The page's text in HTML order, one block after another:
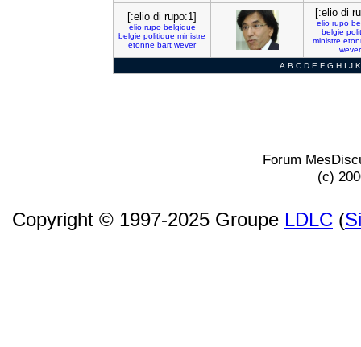
[:elio di rupo:1]
elio rupo belgique
belgie politique ministre
etonne bart wever
[:elio di
elio rupo
belgie
ministre
wever
A B C D E F G H I J K
Forum
(c)
Copyright © 1997-2025 Groupe LDLC (